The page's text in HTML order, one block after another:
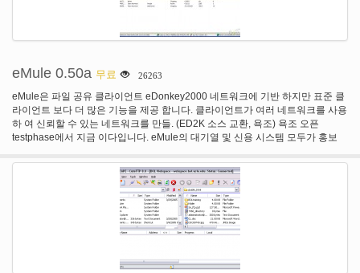
eMule 0.50a 무료 26263
eMule은 파일 공유 클라이언트 eDonkey2000 네트워크에 기반 하지만 표준 클
라이언트 보다 더 많은 기능을 제공 합니다. 클라이언트가 여러 네트워크를 사용
하 여 신뢰할 수 있는 네트워크를 만들. (ED2K 소스 교환, 욕조) 욕조 오픈
testphase에서 지금 이다입니다. eMule의 대기열 및 신용 시스템 모두가 홍보
이. eMule은 완전히 무료입니다. eMule은 또한 어떤 애드웨어, 스파이웨어, 그
리고 ect의 완전 무료. 우리가 이렇게 재미와 지식에 대 한, 돈을 위한 하지 않을
수 있습니다. 각 파일 확인 오류 무료 파일을 다운로드 하는 동안 손상에 대 한 확
인. eMules 지능형 손상 제어 손상 된 부품의 교정 속도에 도움이 됩니다. 우선
순위 및 소스 자동 관리 모니터링을 하지 않고 많은 다운로드를 시작할 수 있습
니다. 미리 보기 기능을 사용 하면 비디오 및 아카이브 완료 되기 전에 볼 수 있습
eMule 웹 서비스 및 웹 서버는 인터넷에서의 빠른 액세스를 가질 수 있는 특징